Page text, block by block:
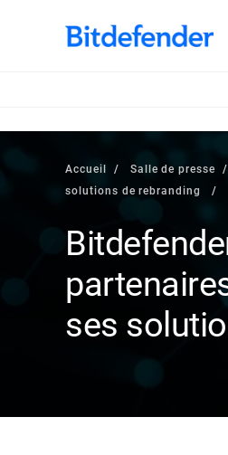
Accueil Salle de presse
solutions de rebranding
ses